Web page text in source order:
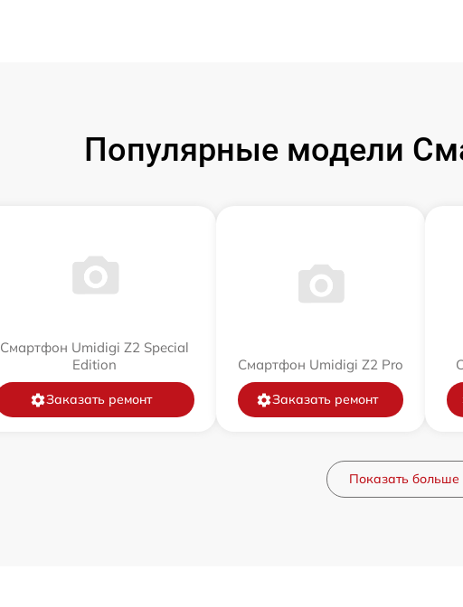
Популярные модели
Смартфон Umidigi Z2 Special
Edition
Заказать ремонт
Смартфон Umidigi Z2 Pro
Заказать ремонт
Показать больше